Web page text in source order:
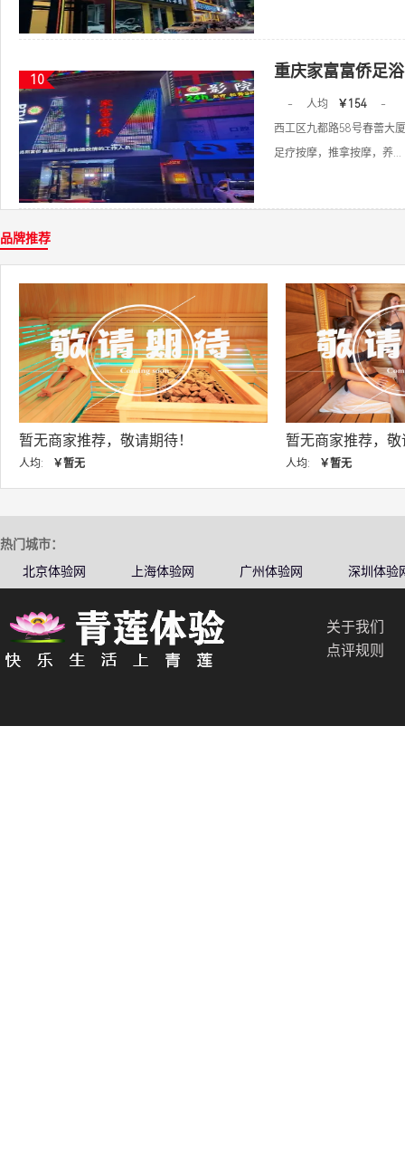
10 重庆家富富侨足
- 人均 ￥154
-
西工区九都路58号春蕾大
足疗按摩，推拿按摩，养...
品牌推荐
！ 暂无商家推荐，敬请期待！
热门城市：
北京体验网
上海体验网 广州体验网 深圳体验
关于我们
点评规则